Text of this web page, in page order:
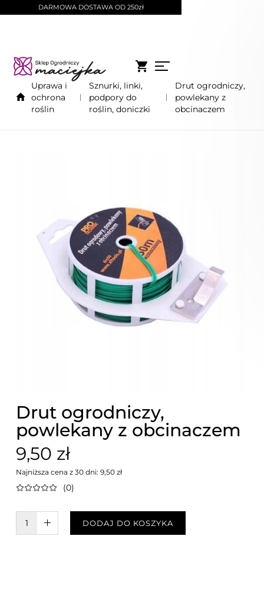
DARMOWA DOSTAWA OD 250zł
Uprawa i
ochrona
roślin
Sznurki, linki,
podpory do
roślin, doniczki
Drut ogrodniczy,
powlekany z
obcinaczem
Drut ogrodniczy,
powlekany z obcinaczem
9,50 zł
Najniższa cena z 30 dni: 9,50 zł
(0)
W KOSZYKU :)DODAJ DO KOSZYKA